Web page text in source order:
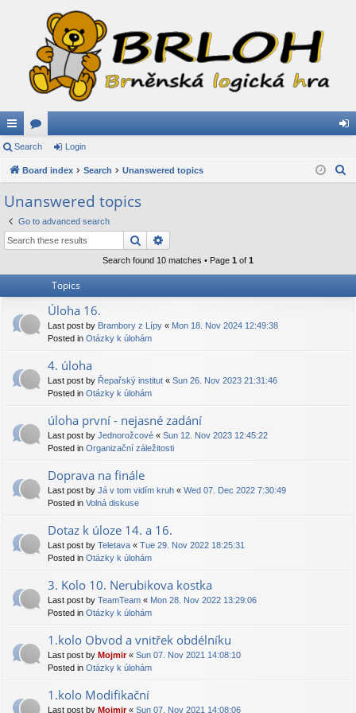
ui
ck
lin
ks
or
u
s
in
Search Login
Board index Search Unanswered topics
Unanswered topics
Go to advanced search
Search
Search found 10 matches • Page 1 of 1
Topics
Úloha 16.
Last post by Brambory z Lípy « Mon 18. Nov 2024 12:49:38
Posted in Otázky k úlohám
4. úloha
Last post by Řepařský institut « Sun 26. Nov 2023 21:31:46
Posted in Otázky k úlohám
úloha první - nejasné zadání
Last post by Jednorožcové « Sun 12. Nov 2023 12:45:22
Posted in Organizační záležitosti
Doprava na finále
Last post by Já v tom vidím kruh « Wed 07. Dec 2022 7:30:49
Posted in Volná diskuse
Dotaz k úloze 14. a 16.
Last post by Teletava « Tue 29. Nov 2022 18:25:31
Posted in Otázky k úlohám
3. Kolo 10. Nerubikova kostka
Last post by TeamTeam « Mon 28. Nov 2022 13:29:06
Posted in Otázky k úlohám
1.kolo Obvod a vnitřek obdélníku
Last post by Mojmir« Sun 07. Nov 2021 14:08:10
Posted in Otázky k úlohám
1.kolo Modifikační
Last post by Mojmir« Sun 07. Nov 2021 14:08:06